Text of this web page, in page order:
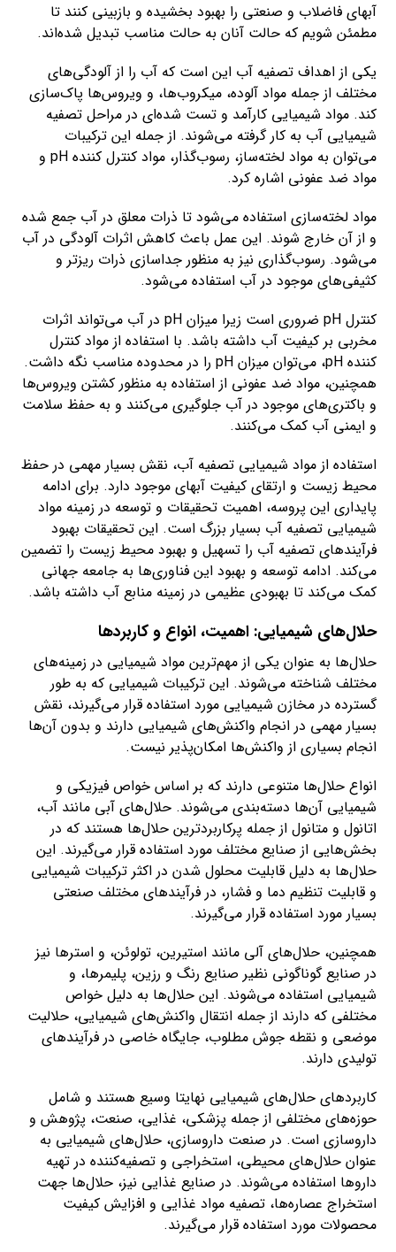
آبهای فاضلاب و صنعتی را بهبود بخشیده و بازبینی کنند تا
مطمئن شویم که حالت آنان به حالت مناسب تبدیل شده‌اند.
یکی از اهداف تصفیه آب این است که آب را از آلودگی‌های
مختلف از جمله مواد آلوده، میکروب‌ها، و ویروس‌ها پاک‌سازی
کند. مواد شیمیایی کارآمد و تست شده‌ای در مراحل تصفیه
شیمیایی آب به کار گرفته می‌شوند. از جمله این ترکیبات
می‌توان به مواد لخته‌ساز، رسوب‌گذار، مواد کنترل کننده pH و
مواد ضد عفونی اشاره کرد.
مواد لخته‌سازی استفاده می‌شود تا ذرات معلق در آب جمع شده
و از آن خارج شوند. این عمل باعث کاهش اثرات آلودگی در آب
می‌شود. رسوب‌گذاری نیز به منظور جداسازی ذرات ریزتر و
کثیفی‌های موجود در آب استفاده می‌شود.
کنترل pH ضروری است زیرا میزان pH در آب می‌تواند اثرات
مخربی بر کیفیت آب داشته باشد. با استفاده از مواد کنترل
کننده pH، می‌توان میزان pH را در محدوده مناسب نگه داشت.
همچنین، مواد ضد عفونی از استفاده به منظور کشتن ویروس‌ها
و باکتری‌های موجود در آب جلوگیری می‌کنند و به حفظ سلامت
و ایمنی آب کمک می‌کنند.
استفاده از مواد شیمیایی تصفیه آب، نقش بسیار مهمی در حفظ
محیط زیست و ارتقای کیفیت آبهای موجود دارد. برای ادامه
پایداری این پروسه، اهمیت تحقیقات و توسعه در زمینه مواد
شیمیایی تصفیه آب بسیار بزرگ است. این تحقیقات بهبود
فرآیندهای تصفیه آب را تسهیل و بهبود محیط زیست را تضمین
می‌کند. ادامه توسعه و بهبود این فناوری‌ها به جامعه جهانی
کمک می‌کند تا بهبودی عظیمی در زمینه منابع آب داشته باشد.
حلال‌های شیمیایی: اهمیت، انواع و کاربردها
حلال‌ها به عنوان یکی از مهم‌ترین مواد شیمیایی در زمینه‌های
مختلف شناخته می‌شوند. این ترکیبات شیمیایی که به طور
گسترده در مخازن شیمیایی مورد استفاده قرار می‌گیرند، نقش
بسیار مهمی در انجام واکنش‌های شیمیایی دارند و بدون آن‌ها
انجام بسیاری از واکنش‌ها امکان‌پذیر نیست.
انواع حلال‌ها متنوعی دارند که بر اساس خواص فیزیکی و
شیمیایی آن‌ها دسته‌بندی می‌شوند. حلال‌های آبی مانند آب،
اتانول و متانول از جمله پرکاربردترین حلال‌ها هستند که در
بخش‌هایی از صنایع مختلف مورد استفاده قرار می‌گیرند. این
حلال‌ها به دلیل قابلیت محلول شدن در اکثر ترکیبات شیمیایی
و قابلیت تنظیم دما و فشار، در فرآیندهای مختلف صنعتی
بسیار مورد استفاده قرار می‌گیرند.
همچنین، حلال‌های آلی مانند استیرین، تولوئن، و استرها نیز
در صنایع گوناگونی نظیر صنایع رنگ و رزین، پلیمرها، و
شیمیایی استفاده می‌شوند. این حلال‌ها به دلیل خواص
مختلفی که دارند از جمله انتقال واکنش‌های شیمیایی، حلالیت
موضعی و نقطه جوش مطلوب، جایگاه خاصی در فرآیندهای
تولیدی دارند.
کاربردهای حلال‌های شیمیایی نهایتا وسیع هستند و شامل
حوزه‌های مختلفی از جمله پزشکی، غذایی، صنعت، پژوهش و
داروسازی است. در صنعت داروسازی، حلال‌های شیمیایی به
عنوان حلال‌های محیطی، استخراجی و تصفیه‌کننده در تهیه
داروها استفاده می‌شوند. در صنایع غذایی نیز، حلال‌ها جهت
استخراج عصاره‌ها، تصفیه مواد غذایی و افزایش کیفیت
محصولات مورد استفاده قرار می‌گیرند.